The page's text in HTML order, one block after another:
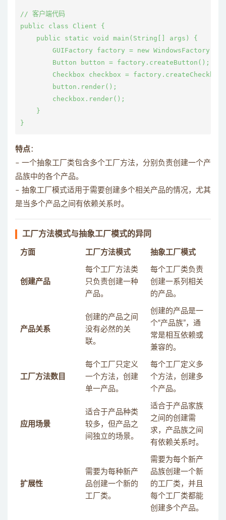
// 客户端代码
public class Client {
    public static void main(String[] args) {
        GUIFactory factory = new WindowsFactory();
        Button button = factory.createButton();
Checkbox checkbox =
        button.render();
        checkbox.render();
    }
特点：
– 一个抽象工厂类包含多个工厂方法，分别负责创建一个产
品族中的各个产品。
– 抽象工厂模式适用于需要创建多个相关产品的情况，尤其
是当多个产品之间有依赖关系时。
工厂方法模式与抽象工厂模式的异同
方面 工厂方法模式 抽象工厂模式
创建产品
每个工厂方法类
只负责创建一种
产品。
每个工厂类负责
创建一系列相关
的产品。
产品关系
创建的产品之间
没有必然的关
联。
创建的产品是一
个“产品族”，通
常是相互依赖或
兼容的。
工厂方法数目
每个工厂只定义
一个方法，创建
单一产品。
每个工厂定义多
个方法，创建多
个产品。
应用场景
适合于产品种类
较多，但产品之
间独立的场景。
适合于产品家族
之间的创建需
求，产品族之间
有依赖关系时。
扩展性
需要为每种新产
品创建一个新的
工厂类。
需要为每个新产
品族创建一个新
的工厂类，并且
每个工厂类都能
创建多个产品。